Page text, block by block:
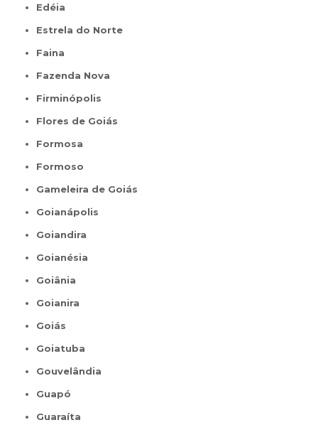
Edéia
Estrela do Norte
Faina
Fazenda Nova
Firminópolis
Flores de Goiás
Formosa
Formoso
Gameleira de Goiás
Goianápolis
Goiandira
Goianésia
Goiânia
Goianira
Goiás
Goiatuba
Gouvelândia
Guapó
Guaraíta